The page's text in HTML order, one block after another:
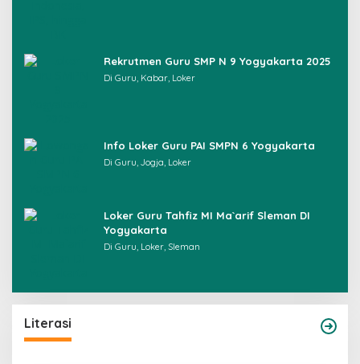
Rekrutmen Guru SMP N 9 Yogyakarta 2025
Di Guru, Kabar, Loker
Info Loker Guru PAI SMPN 6 Yogyakarta
Di Guru, Jogja, Loker
Loker Guru Tahfiz MI Ma`arif Sleman DI
Yogyakarta
Di Guru, Loker, Sleman
Literasi